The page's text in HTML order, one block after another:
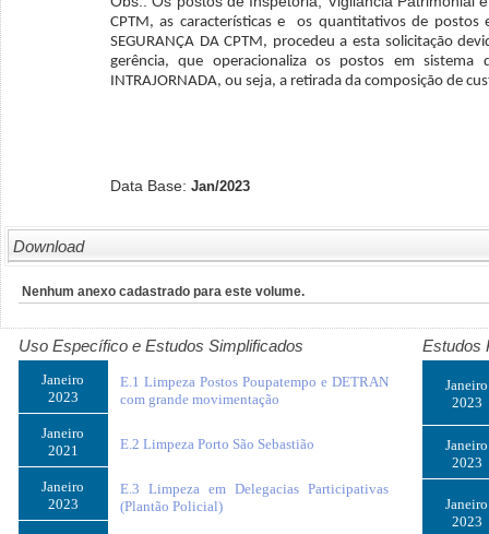
CPTM, as características e os quantitativos de postos
SEGURANÇA DA CPTM, procedeu a esta solicitação
gerência, que operacionaliza os postos em
INTRAJORNADA, ou seja, a retirada da composição de
Data Base: Jan/2023
Download
Nenhum anexo cadastrado para este volume.
Uso Específico e Estudos Simplificados Estudos
Janeiro
2023
E.1 Limpeza Postos Poupatempo e DETRAN
com grande movimentação
Janeiro
2021
E.2 Limpeza Porto São Sebastião
Janeiro
2023
E.3 Limpeza em Delegacias Participativas
(Plantão Policial)
Janeiro
2023
Janeiro
2023
Janeiro
2023